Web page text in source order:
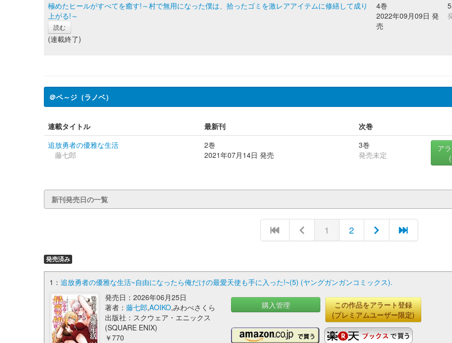
極めたヒールがすべてを癒す!～村で無用になった僕は、拾ったゴミを激レアアイテムに修繕して成り
上がる!～
読む
(連載終了)
4巻
2022年09月09日 発
売
＠ペ～ジ（ラノベ）
連載タイトル 最新刊
次巻
追放勇者の優雅な生活
藤七郎
2巻
2021年07月14日 発売
3巻
発売未定
ア
新刊発売日の一覧
1 2
発売済み
1： 追放勇者の優雅な生活~自由になったら俺だけの最愛天使も手に入った!~(5) (ヤングガンガンコミックス).
発売日：2026年06月25日
著者：藤七郎,AOIKO,みわべさくら
出版社：スクウェア・エニックス
(SQUARE ENIX)
￥770
購入管理
この作品をアラート登録
(プレミアムユーザー限定)